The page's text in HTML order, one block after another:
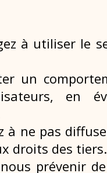
à utiliser le
un
en
à ne pas
droits des tiers.
prévenir